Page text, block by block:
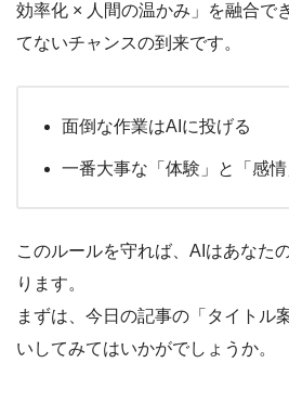
効率化 × 人間の温かみ」を融合で
てないチャンスの到来です。
面倒な作業はAIに投げる
一番大事な「体験」と「感情
このルールを守れば、AIはあなた
ります。
まずは、今日の記事の「タイトル
いしてみてはいかがでしょうか。